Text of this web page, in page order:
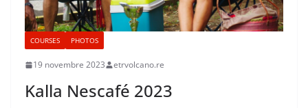
COURSES PHOTOS
19 novembre 2023 etrvolcano.re
Kalla Nescafé 2023